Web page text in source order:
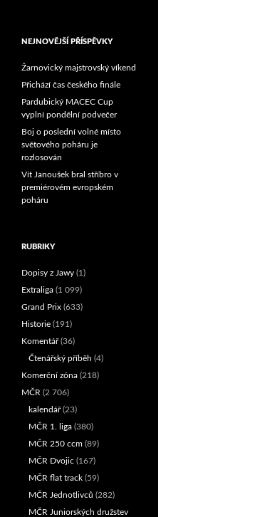
NEJNOVĚJŠÍ PŘÍSPĚVKY
Žarnovický majstrovský víkend
Přichází čas českého finále
Pardubický MACEC Cup
vyplní pondělní podvečer
Boj o poslední volné místo
světového poháru je
rozlosován
Vít Janoušek bral stříbro v
premiérovém evropském
poháru
RUBRIKY
Dopisy z Jawy (1)
Extraliga (1 099)
Grand Prix (633)
Historie (191)
Komentář(36)
Čtenářský příběh (4)
Komerční zóna (218)
MČR (2 706)
kalendář(23)
MČR 1. liga (380)
MČR 250 ccm (89)
MČR Dvojic (167)
MČR flat track (59)
MČR Jednotlivců (282)
MČR Juniorských družstev